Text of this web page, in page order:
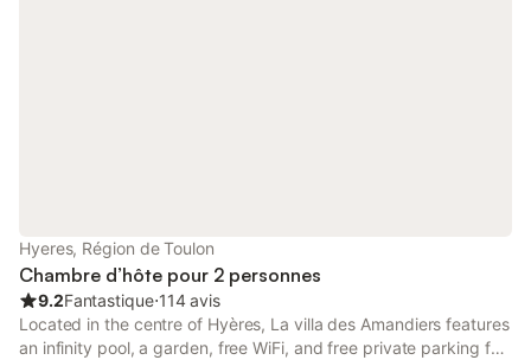
Hyeres, Région de Toulon
Chambre d’hôte pour 2 personnes
9.2Fantastique⋅114 avis
Located in the centre of Hyères, La villa des Amandiers features
an infinity pool, a garden, free WiFi, and free private parking for